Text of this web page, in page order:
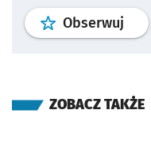
Obserwuj profil
ZOBACZ TAKŻE